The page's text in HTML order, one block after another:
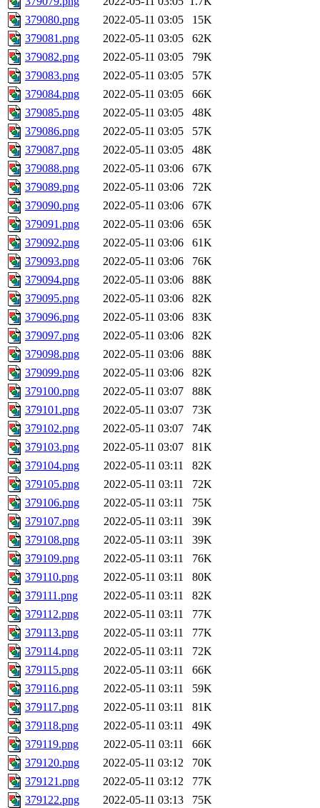
379080.png
2022-05-11 03:05
15K
379081.png
2022-05-11 03:05
62K
379082.png
2022-05-11 03:05
79K
379083.png
2022-05-11 03:05
57K
379084.png
2022-05-11 03:05
66K
379085.png
2022-05-11 03:05
48K
379086.png
2022-05-11 03:05
57K
379087.png
2022-05-11 03:05
48K
379088.png
2022-05-11 03:06
67K
379089.png
2022-05-11 03:06
72K
379090.png
2022-05-11 03:06
67K
379091.png
2022-05-11 03:06
65K
379092.png
2022-05-11 03:06
61K
379093.png
2022-05-11 03:06
76K
379094.png
2022-05-11 03:06
88K
379095.png
2022-05-11 03:06
82K
379096.png
2022-05-11 03:06
83K
379097.png
2022-05-11 03:06
82K
379098.png
2022-05-11 03:06
88K
379099.png
2022-05-11 03:06
82K
379100.png
2022-05-11 03:07
88K
379101.png
2022-05-11 03:07
73K
379102.png
2022-05-11 03:07
74K
379103.png
2022-05-11 03:07
81K
379104.png
2022-05-11 03:11
82K
379105.png
2022-05-11 03:11
72K
379106.png
2022-05-11 03:11
75K
379107.png
2022-05-11 03:11
39K
379108.png
2022-05-11 03:11
39K
379109.png
2022-05-11 03:11
76K
379110.png
2022-05-11 03:11
80K
379111.png
2022-05-11 03:11
82K
379112.png
2022-05-11 03:11
77K
379113.png
2022-05-11 03:11
77K
379114.png
2022-05-11 03:11
72K
379115.png
2022-05-11 03:11
66K
379116.png
2022-05-11 03:11
59K
379117.png
2022-05-11 03:11
81K
379118.png
2022-05-11 03:11
49K
379119.png
2022-05-11 03:11
66K
379120.png
2022-05-11 03:12
70K
379121.png
2022-05-11 03:12
77K
379122.png
2022-05-11 03:13
75K